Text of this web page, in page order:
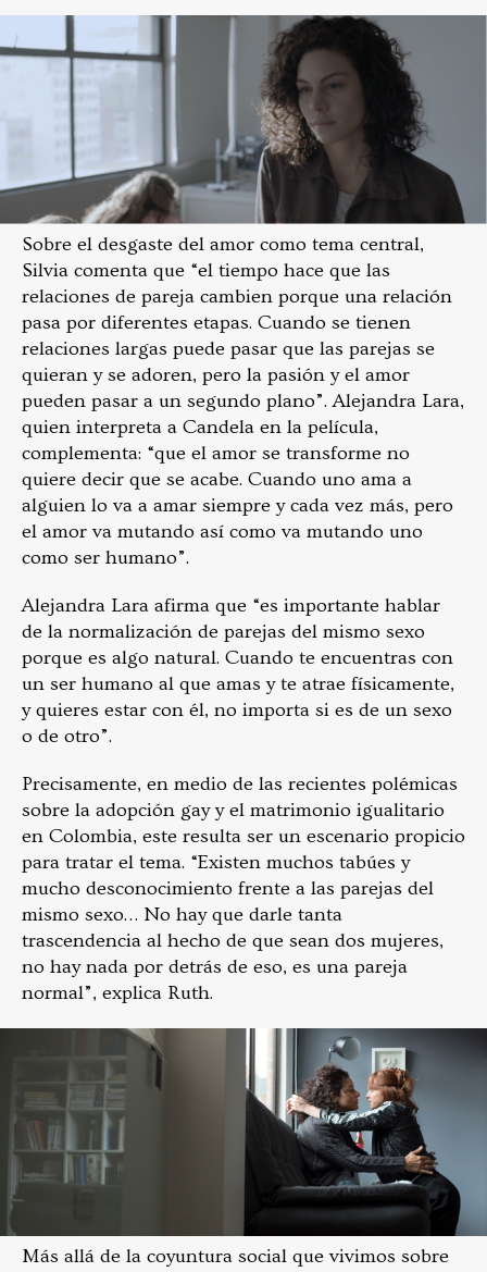
Sobre el desgaste del amor como tema central,
Silvia comenta que “el tiempo hace que las
relaciones de pareja cambien porque una relación
pasa por diferentes etapas. Cuando se tienen
relaciones largas puede pasar que las parejas se
quieran y se adoren, pero la pasión y el amor
pueden pasar a un segundo plano”. Alejandra Lara,
quien interpreta a Candela en la película,
complementa: “que el amor se transforme no
quiere decir que se acabe. Cuando uno ama a
alguien lo va a amar siempre y cada vez más, pero
el amor va mutando así como va mutando uno
como ser humano”.
Alejandra Lara afirma que “es importante hablar
de la normalización de parejas del mismo sexo
porque es algo natural. Cuando te encuentras con
un ser humano al que amas y te atrae físicamente,
y quieres estar con él, no importa si es de un sexo
o de otro”.
Precisamente, en medio de las recientes polémicas
sobre la adopción gay y el matrimonio igualitario
en Colombia, este resulta ser un escenario propicio
para tratar el tema. “Existen muchos tabúes y
mucho desconocimiento frente a las parejas del
mismo sexo… No hay que darle tanta
trascendencia al hecho de que sean dos mujeres,
no hay nada por detrás de eso, es una pareja
normal”, explica Ruth.
Más allá de la coyuntura social que vivimos sobre